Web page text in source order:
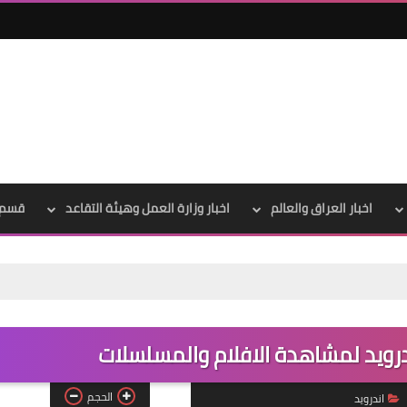
اخبار العراق والعالم اخبار وزارة العمل وهيئة التقاعد قسم
اندرويد الحجم